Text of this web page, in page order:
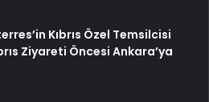
Kıbrıs Özel Temsilcisi
Ziyareti Öncesi Ankara’ya